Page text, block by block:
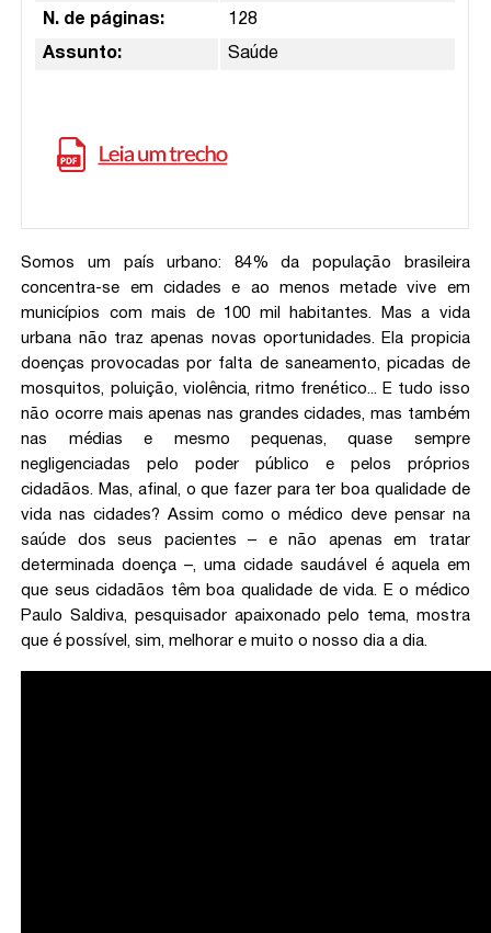
N. de páginas: 128
Assunto: Saúde
Somos um país urbano: 84% da população brasileira
concentra-se em cidades e ao menos metade vive em
municípios com mais de 100 mil habitantes. Mas a vida
urbana não traz apenas novas oportunidades. Ela propicia
doenças provocadas por falta de saneamento, picadas de
mosquitos, poluição, violência, ritmo frenético... E tudo isso
não ocorre mais apenas nas grandes cidades, mas também
nas médias e mesmo pequenas, quase sempre
negligenciadas pelo poder público e pelos próprios
cidadãos. Mas, afinal, o que fazer para ter boa qualidade de
vida nas cidades? Assim como o médico deve pensar na
saúde dos seus pacientes – e não apenas em tratar
determinada doença –, uma cidade saudável é aquela em
que seus cidadãos têm boa qualidade de vida. E o médico
Paulo Saldiva, pesquisador apaixonado pelo tema, mostra
que é possível, sim, melhorar e muito o nosso dia a dia.